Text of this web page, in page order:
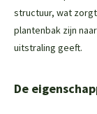
structuur, wat
plantenbak zijn
uitstraling geeft.
De